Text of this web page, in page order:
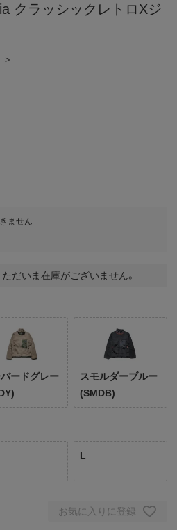
クラッシックレトロXジ
ません
だいま在庫がございません。
ードグレー
スモルダーブルー
(SMDB)
L
お気に入りに登録